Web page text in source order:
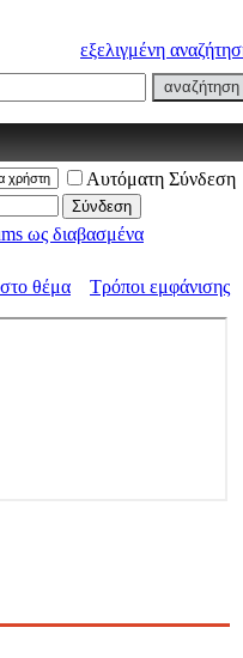
εξελιγμένη
Αυτόματη Σύνδεση
ως διαβασμένα
θέμα Τρόποι εμφάνισης